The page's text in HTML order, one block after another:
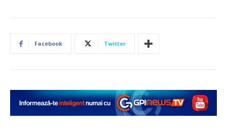
Facebook Twitter